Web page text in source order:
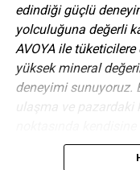
yaklaşımın bugün
kapasiteli, en üst
çamaşır ve bulaşık
ailelerin ve misafir
beklentilerini tam
elde ettiğimiz
önünde bulundurarak
etmemizin önemli bir
edindiği güçlü
yolculuğuna değerli
AVOYA ile
yüksek mineral
deneyimi sunuyoruz.
ulaşma ve
ve uğurlu olmasını